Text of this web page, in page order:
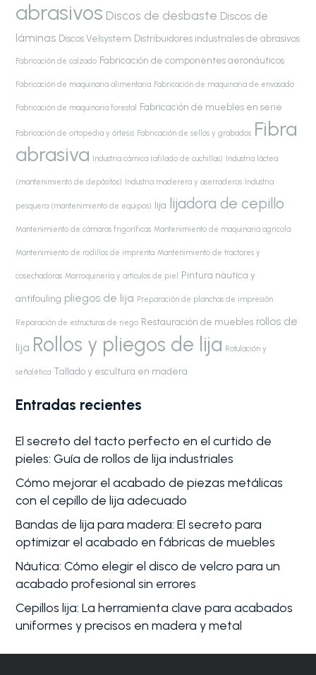
abrasivos Discos de desbaste Discos de
láminas Discos Velsystem Distribuidores industriales de abrasivos
Fabricación de calzado Fabricación de componentes aeronáuticos
Fabricación de maquinaria alimentaria Fabricación de maquinaria de envasado
Fabricación de maquinaria forestal Fabricación de muebles en serie
Fabricación de ortopedia y órtesis Fabricación de sellos y grabados Fibra
abrasiva
Industria cárnica (afilado de cuchillas) Industria láctea
(mantenimiento de depósitos) Industria maderera y aserraderos Industria
pesquera (mantenimiento de equipos) lija lijadora de cepillo
Mantenimiento de cámaras frigoríficas Mantenimiento de maquinaria agrícola
Mantenimiento de rodillos de imprenta Mantenimiento de tractores y
cosechadoras Marroquinería y artículos de piel Pintura náutica y
antifouling pliegos de lija Preparación de planchas de impresión
Reparación de estructuras de riego Restauración de muebles rollos de
lija Rollos y pliegos de lija Rotulación y
señalética Tallado y escultura en madera
Entradas recientes
El secreto del tacto perfecto en el curtido de
pieles: Guía de rollos de lija industriales
Cómo mejorar el acabado de piezas metálicas
con el cepillo de lija adecuado
Bandas de lija para madera: El secreto para
optimizar el acabado en fábricas de muebles
Náutica: Cómo elegir el disco de velcro para un
acabado profesional sin errores
Cepillos lija: La herramienta clave para acabados
uniformes y precisos en madera y metal